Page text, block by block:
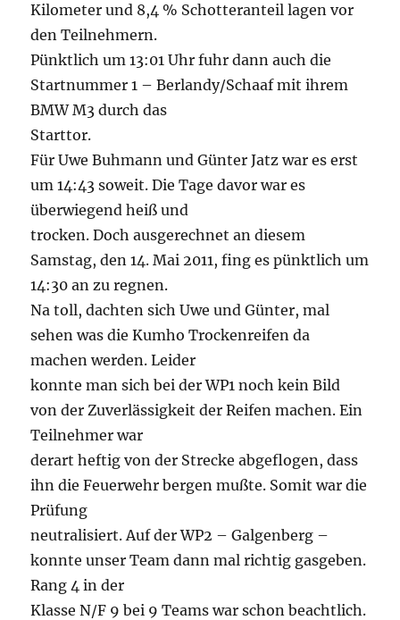
Kilometer und 8,4 % Schotteranteil lagen vor
den Teilnehmern.
Pünktlich um 13:01 Uhr fuhr dann auch die
Startnummer 1 – Berlandy/Schaaf mit ihrem
BMW M3 durch das
Starttor.
Für Uwe Buhmann und Günter Jatz war es erst
um 14:43 soweit. Die Tage davor war es
überwiegend heiß und
trocken. Doch ausgerechnet an diesem
Samstag, den 14. Mai 2011, fing es pünktlich um
14:30 an zu regnen.
Na toll, dachten sich Uwe und Günter, mal
sehen was die Kumho Trockenreifen da
machen werden. Leider
konnte man sich bei der WP1 noch kein Bild
von der Zuverlässigkeit der Reifen machen. Ein
Teilnehmer war
derart heftig von der Strecke abgeflogen, dass
ihn die Feuerwehr bergen mußte. Somit war die
Prüfung
neutralisiert. Auf der WP2 – Galgenberg –
konnte unser Team dann mal richtig gasgeben.
Rang 4 in der
Klasse N/F 9 bei 9 Teams war schon beachtlich.